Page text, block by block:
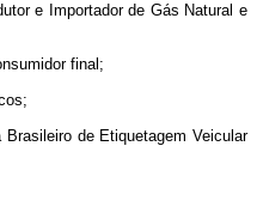
e Importador de Gás Natural e
final;
de Etiquetagem Veicular